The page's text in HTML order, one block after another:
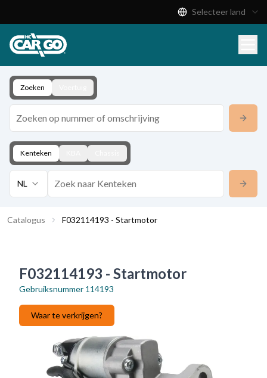
Download
Contact
Selecteer land
Zoeken
Kenteken
NL
Catalogus F032114193 - Startmotor
F032114193 - Startmotor
Gebruiksnummer 114193
Waar te verkrijgen?